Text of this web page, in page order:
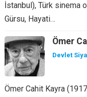
İstanbul), Türk sinema
Gürsu, Hayati…
Ömer
Devlet
Ömer Cahit Kayra